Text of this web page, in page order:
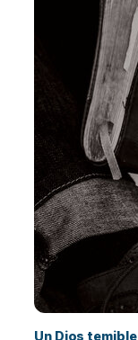
Un Dios temible